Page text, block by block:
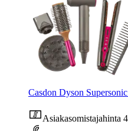
Casdon Dyson
Asiakasomistajahinta